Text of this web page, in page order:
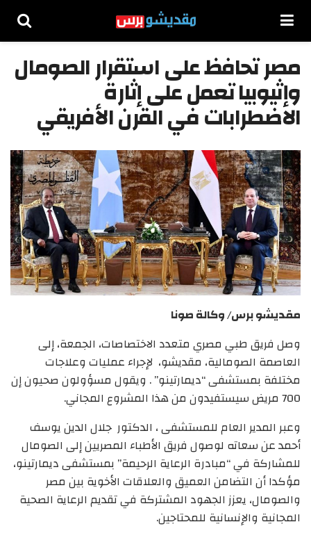
مصر تحافظ على استقرار الصومال
وإثيوبيا تعمل على إثارة
الاضطرابات في القرن الأفريقي
مقديشو برس/ وكالة صونا
وصل فريق طبي مصري متعدد الاختصاصات، الجمعة، إلى
العاصمة الصومالية، مقديشو، لإجراء عمليات وعلاجات
مختلفة بمستشفى “ديمارتينو” . ويقول مسؤولون صحيون إن
700 مريض سيستفيدون من هذا المشروع المجاني.
وعبر المدير العام للمستشفى ، الدكتور جلال الدين يوسف
أحمد عن سعاته لوصول فريق الأطباء المصريين إلى الصومال
للمشاركة في “مبادرة الرعاية الرحيمة” بمستشفى ديمارتينو،
مؤكدا أن التضامن العميق والعلاقات الأخوية بين مصر
والصومال، يعزز الجهود المشتركة في تقديم الرعاية الصحية
المجانية والإنسانية للمحتاجين.